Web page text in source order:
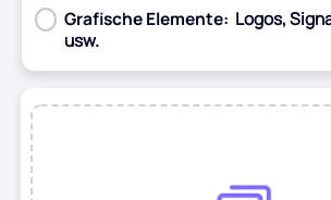
Fotoverbesserung
Grafische Elemente: Logos,
usw.